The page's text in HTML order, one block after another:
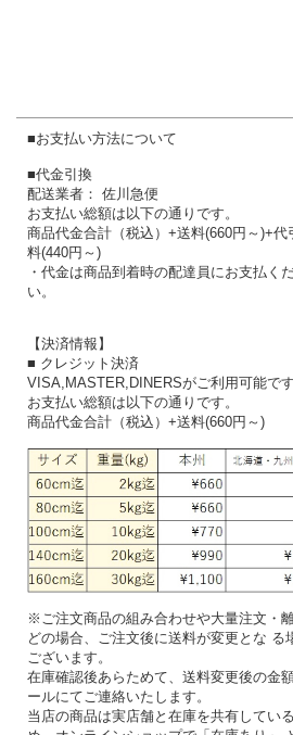
■お支払い方法について
■代金引換
配送業者： 佐川急便
お支払い総額は以下の通りです。
商品代金合計（税込）+送料(660円～)+代
料(440円～)
・代金は商品到着時の配達員にお支払く
い。
【決済情報】
■ クレジット決済
お支払い総額は以下の通りです。
商品代金合計（税込）+送料(660円～)